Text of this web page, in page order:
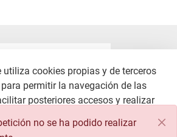
COOKIES
POLÍTICA DE PRIVACIDAD
utiliza cookies propias y de terceros
permitir la navegación de las
posteriores accesos y realizar
recabando ni cediendo datos
Política de privacidad
no se ha podido realizar